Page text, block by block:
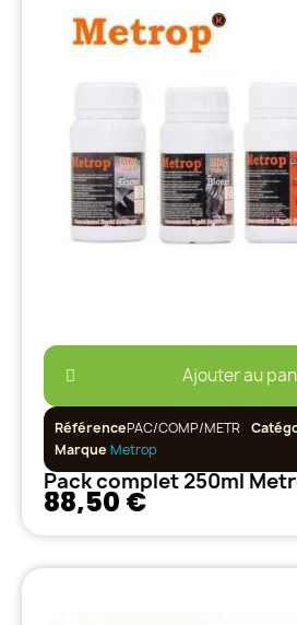
Ajouter au
RéférencePAC/COMP/METR
Marque Metrop
Pack complet 250ml
88,50 €